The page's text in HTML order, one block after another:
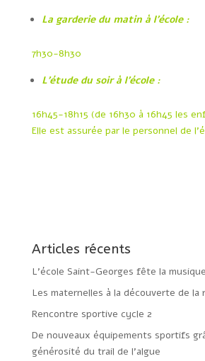
La garderie du matin à l’école :
7h30-8h30
L’étude du soir à l’école :
16h45-18h15 (de 16h30 à 16h45 les
Elle est assurée par le personnel de
Articles récents
L’école Saint-Georges fête la
Les maternelles à la découverte de la
Rencontre sportive cycle 2
De nouveaux équipements sportifs
générosité du trail de l’algue